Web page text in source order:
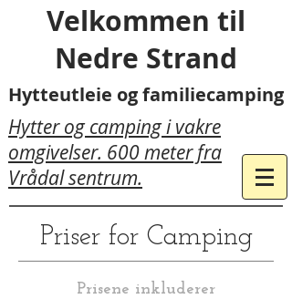
Velkommen til
Nedre Strand
Hytteutleie og familiecamping
Hytter og camping i vakre
omgivelser. 600 meter fra
Vrådal sentrum.
Priser for Camping
Prisene inkluderer